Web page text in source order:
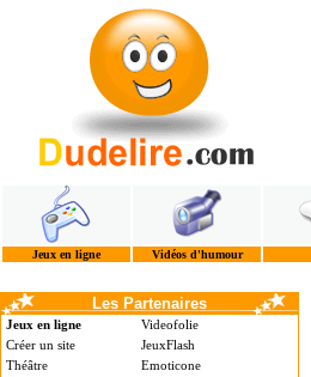
Jeux en ligne Vidéos d'humour
Les Partenaires
Jeux en ligne
Créer un site
Théâtre
Videofolie
JeuxFlash
Emoticone